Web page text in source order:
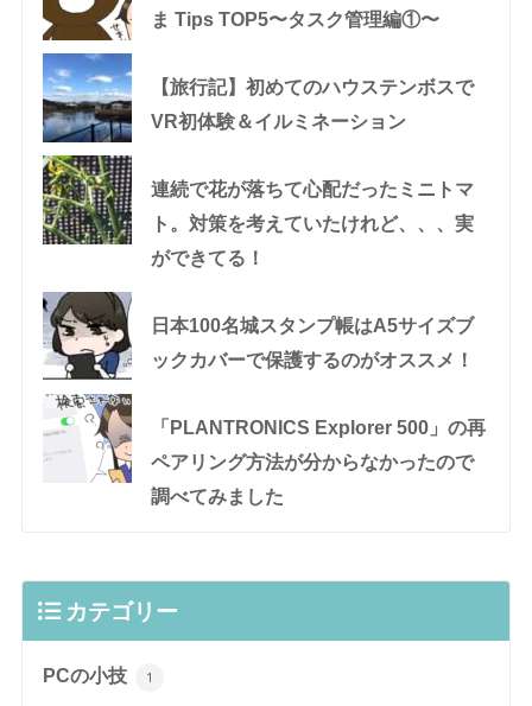
ま Tips TOP5〜タスク管理編①〜
【旅行記】初めてのハウステンボスで
VR初体験＆イルミネーション
連続で花が落ちて心配だったミニトマ
ト。対策を考えていたけれど、、、実
ができてる！
日本100名城スタンプ帳はA5サイズブ
ックカバーで保護するのがオススメ！
「PLANTRONICS Explorer 500」の再
ペアリング方法が分からなかったので
調べてみました
カテゴリー
PCの小技 1